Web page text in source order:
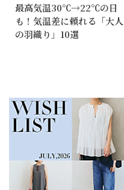
最高気温30℃→22℃の日
も！気温差に頼れる「大人
の羽織り」10選